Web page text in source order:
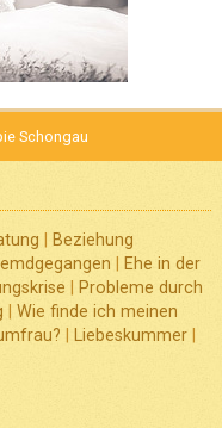
Schongau
Beziehung
Ehe in der
Probleme durch
Wie finde ich meinen
Liebeskummer|